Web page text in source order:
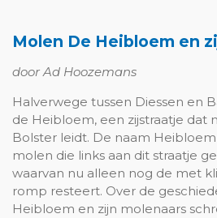
Molen De Heibloem en
door Ad Hoozemans
Halverwege tussen Diessen en
de Heibloem, een zijstraatje dat
Bolster leidt. De naam
molen die links aan dit straatje
waarvan nu alleen nog de met
romp resteert. Over de
Heibloem en zijn molenaars